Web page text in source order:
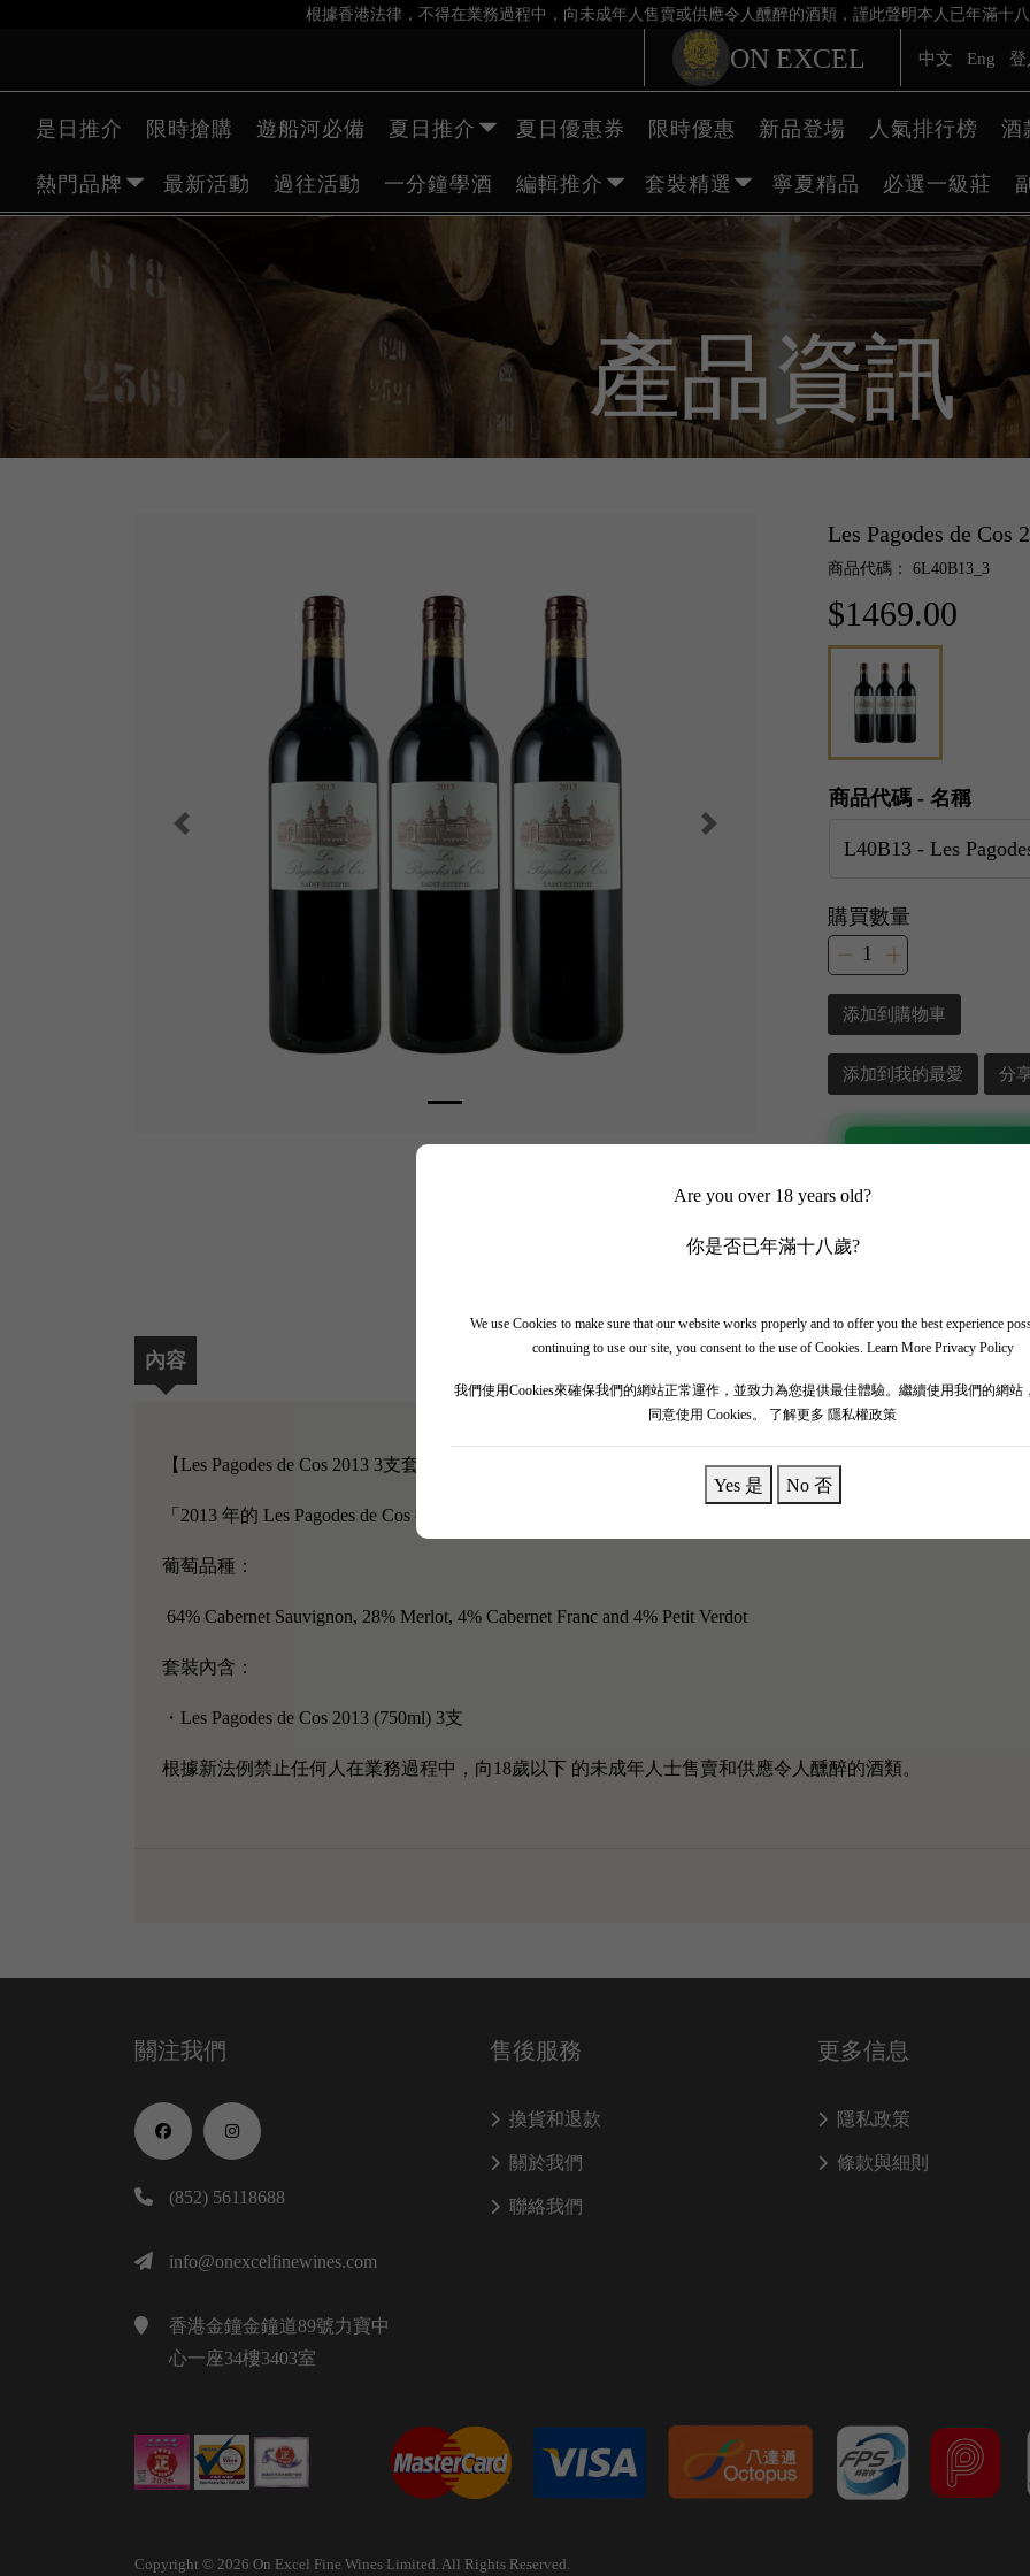
根據香港法律，不得在業務過程中，向未成年人售賣或供應令人醺醉的酒類，謹此聲明本人已年滿十
ON EXCEL 中文 Eng 登
是日推介 限時搶購 遊船河必備 夏日推介 夏日優惠券 限時優惠 新品登場 人氣排行榜 酒
熱門品牌 最新活動 過往活動 一分鐘學酒 編輯推介 套裝精選 寧夏精品 必選一級莊
Are you over 18 years old?
你是否已年滿十八歲?
We use Cookies to make sure that our website works properly and to offer you the best experience
continuing to use our site, you consent to the use of Cookies. Learn More Privacy Policy
我們使用Cookies來確保我們的網站正常運作，並致力為您提供最佳體驗。繼續使用我們的網站
同意使用 Cookies。 了解更多 隱私權政策
Yes 是 No 否
產品資訊
Les Pagodes de Cos
商品代碼： 6L40B13_3
$1469.00
商品代碼 - 名稱
購買數量
添加到購物車
添加到我的最愛 分
🎁 即刻接收限時優惠
內容
【Les Pagodes de Cos 2013 3支套裝】
「2013 年的 Les Pagodes de Cos 擁有簡單的花香、草本黑莓和三級香味，從玻璃杯中明顯提升。 口感與柔
葡萄品種：
64% Cabernet Sauvignon, 28% Merlot, 4% Cabernet Franc and 4% Petit Verdot
套裝內含：
・Les Pagodes de Cos 2013 (750ml) 3支
根據新法例禁止任何人在業務過程中，向18歲以下 的未成年人士售賣和供應令人醺醉的酒類。
關注我們
(852) 56118688
info@onexcelfinewines.com
香港金鐘金鐘道89號力寶中
心一座34樓3403室
售後服務
換貨和退款
關於我們
聯絡我們
更多信息
隱私政策
條款與細則
Copyright © 2026 On Excel Fine Wines Limited. All Rights Reserved.